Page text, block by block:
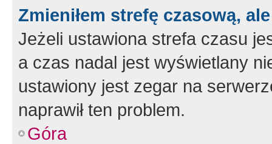
Zmieniłem strefę czasową,
Jeżeli ustawiona strefa czasu
a czas nadal jest wyświetlany
ustawiony jest zegar na
naprawił ten problem.
Góra